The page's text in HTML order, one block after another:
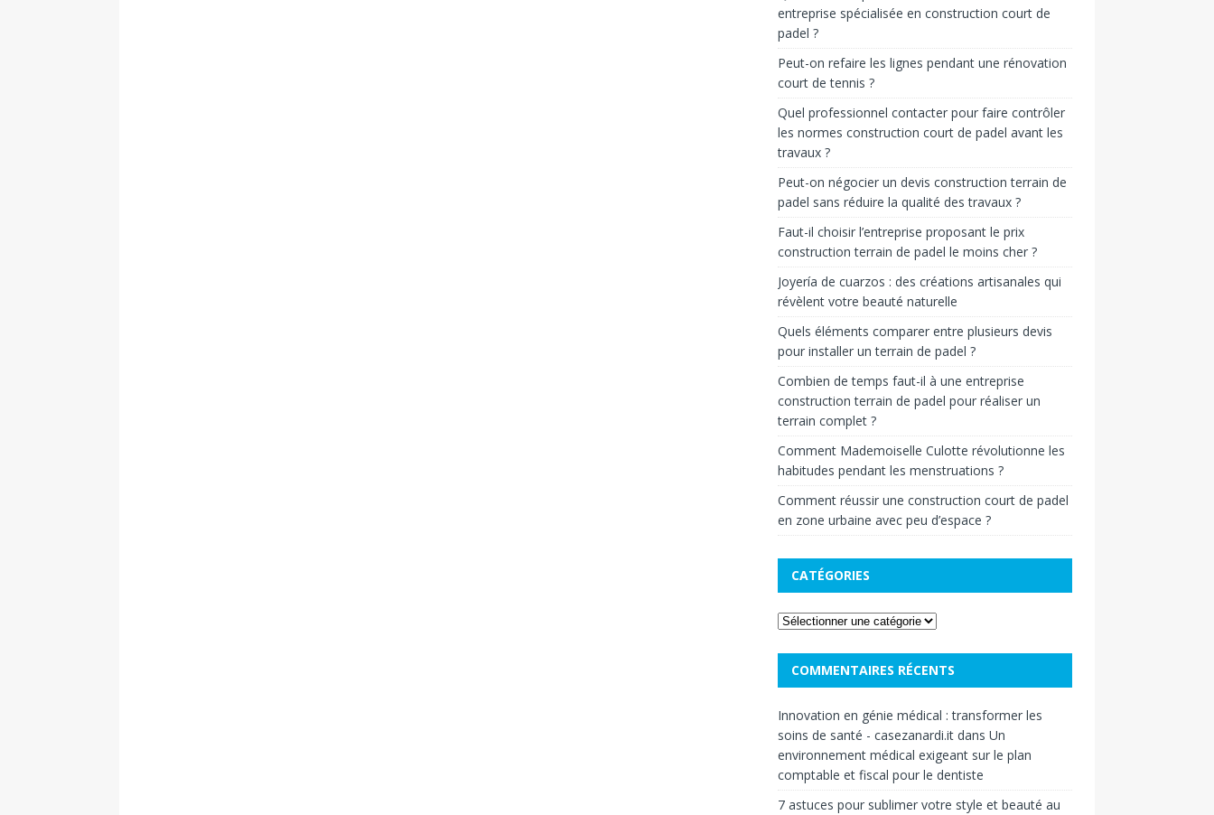
entreprise spécialisée en construction court de
padel ?
Peut-on refaire les lignes pendant une rénovation
court de tennis ?
Quel professionnel contacter pour faire contrôler
les normes construction court de padel avant les
travaux ?
Peut-on négocier un devis construction terrain de
padel sans réduire la qualité des travaux ?
Faut-il choisir l’entreprise proposant le prix
construction terrain de padel le moins cher ?
Joyería de cuarzos : des créations artisanales qui
révèlent votre beauté naturelle
Quels éléments comparer entre plusieurs devis
pour installer un terrain de padel ?
Combien de temps faut-il à une entreprise
construction terrain de padel pour réaliser un
terrain complet ?
Comment Mademoiselle Culotte révolutionne les
habitudes pendant les menstruations ?
Comment réussir une construction court de padel
en zone urbaine avec peu d’espace ?
CATÉGORIES
COMMENTAIRES RÉCENTS
Innovation en génie médical : transformer les
soins de santé - casezanardi.itdans Un
environnement médical exigeant sur le plan
comptable et fiscal pour le dentiste
7 astuces pour sublimer votre style et beauté au